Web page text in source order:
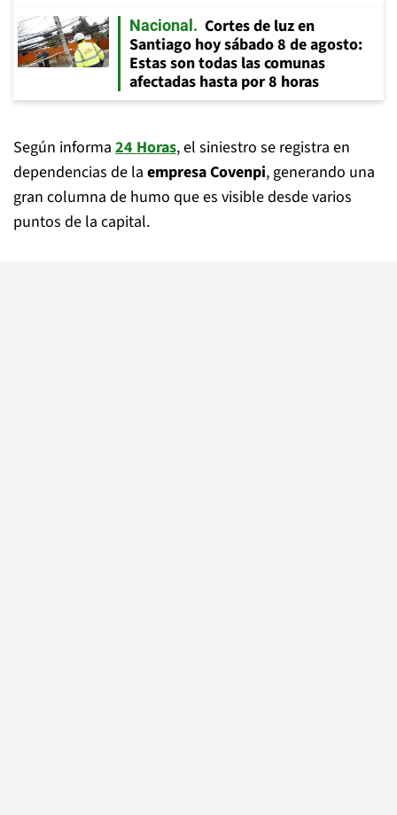
Nacional
Cortes de luz en
Santiago hoy sábado 8 de agosto:
Estas son todas las comunas
afectadas hasta por 8 horas
Según informa 24 Horas, el siniestro se registra en
dependencias de la empresa Covenpi, generando una
gran columna de humo que es visible desde varios
puntos de la capital.